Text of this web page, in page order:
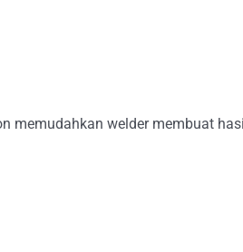
memudahkan welder membuat